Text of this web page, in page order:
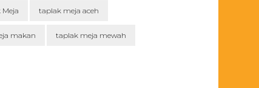
Meja taplak meja aceh
makan taplak meja mewah